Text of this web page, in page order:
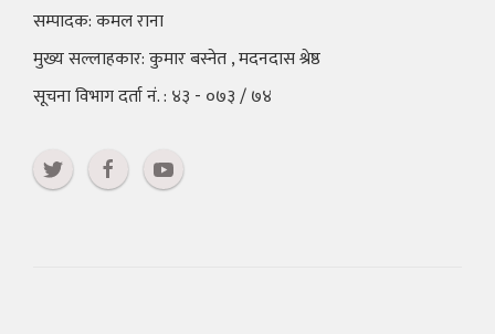
सम्पादक: कमल राना
मुख्य सल्लाहकार: कुमार बस्नेत , मदनदास श्रेष्ठ
सूचना विभाग दर्ता नं. : ४३ - ०७३ / ७४